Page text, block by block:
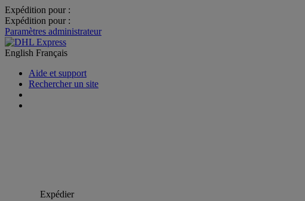
Expédition pour :
Expédition pour :
Paramètres administrateur
English Français
Aide et support
Rechercher un site
Expédier